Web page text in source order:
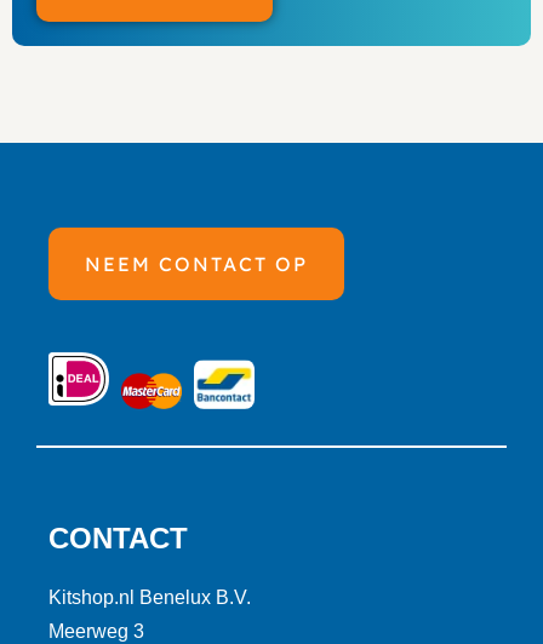
NEEM CONTACT OP
CONTACT
Kitshop.nl Benelux B.V.
Meerweg 3